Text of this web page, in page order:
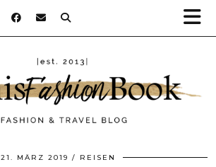
21. MÄRZ 2019 REISEN